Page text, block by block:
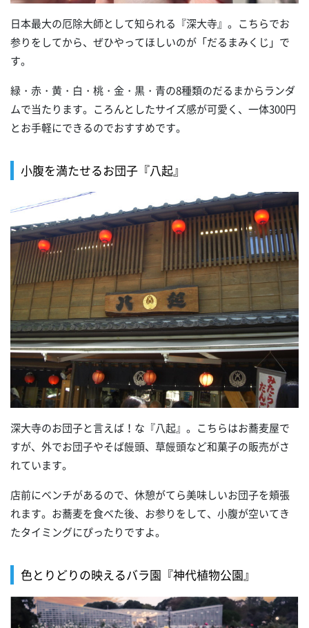
日本最大の厄除大師として知られる『深大寺』。こちらでお
参りをしてから、ぜひやってほしいのが「だるまみくじ」で
す。
緑・赤・黄・白・桃・金・黒・青の8種類のだるまからランダ
ムで当たります。ころんとしたサイズ感が可愛く、一体300円
とお手軽にできるのでおすすめです。
小腹を満たせるお団子『八起』
深大寺のお団子と言えば！な『八起』。こちらはお蕎麦屋で
すが、外でお団子やそば饅頭、草饅頭など和菓子の販売がさ
れています。
店前にベンチがあるので、休憩がてら美味しいお団子を頬張
れます。お蕎麦を食べた後、お参りをして、小腹が空いてき
たタイミングにぴったりですよ。
色とりどりの映えるバラ園『神代植物公園』